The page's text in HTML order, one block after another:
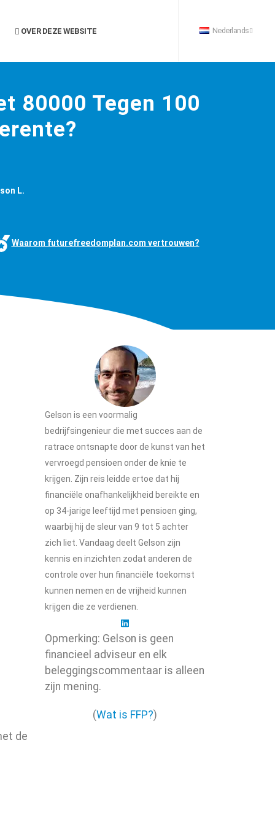
OVER DEZE WEBSITE Nederlands
80000 Tegen 100
L.
Waarom futurefreedomplan.com vertrouwen?
de
Gelson is een voormalig
bedrijfsingenieur die met succes aan de
ratrace ontsnapte door de kunst van het
vervroegd pensioen onder de knie te
krijgen. Zijn reis leidde ertoe dat hij
financiële onafhankelijkheid bereikte en
op 34-jarige leeftijd met pensioen ging,
waarbij hij de sleur van 9 tot 5 achter
zich liet. Vandaag deelt Gelson zijn
kennis en inzichten zodat anderen de
controle over hun financiële toekomst
kunnen nemen en de vrijheid kunnen
krijgen die ze verdienen.
Opmerking: Gelson is geen
financieel adviseur en elk
beleggingscommentaar is alleen
zijn mening.
(Wat is FFP?)